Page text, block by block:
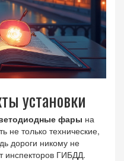
установки
фары на
не только технические,
дороги никому не
инспекторов ГИБДД.